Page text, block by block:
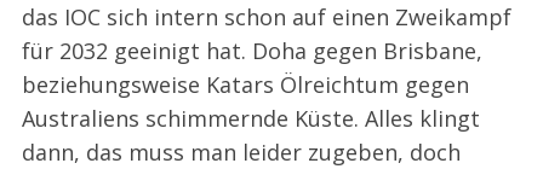
das IOC sich intern schon auf einen Zweikampf
für 2032 geeinigt hat. Doha gegen Brisbane,
beziehungsweise Katars Ölreichtum gegen
Australiens schimmernde Küste. Alles klingt
dann, das muss man leider zugeben, doch